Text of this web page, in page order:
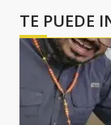
TE PUEDE